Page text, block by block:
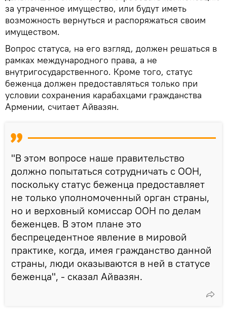
за утраченное имущество, или будут иметь
возможность вернуться и распоряжаться своим
имуществом.
Вопрос статуса, на его взгляд, должен решаться в
рамках международного права, а не
внутригосударственного. Кроме того, статус
беженца должен предоставляться только при
условии сохранения карабахцами гражданства
Армении, считает Айвазян.
"В этом вопросе наше правительство
должно попытаться сотрудничать с ООН,
поскольку статус беженца предоставляет
не только уполномоченный орган страны,
но и верховный комиссар ООН по делам
беженцев. В этом плане это
беспрецедентное явление в мировой
практике, когда, имея гражданство данной
страны, люди оказываются в ней в статусе
беженца", - сказал Айвазян.